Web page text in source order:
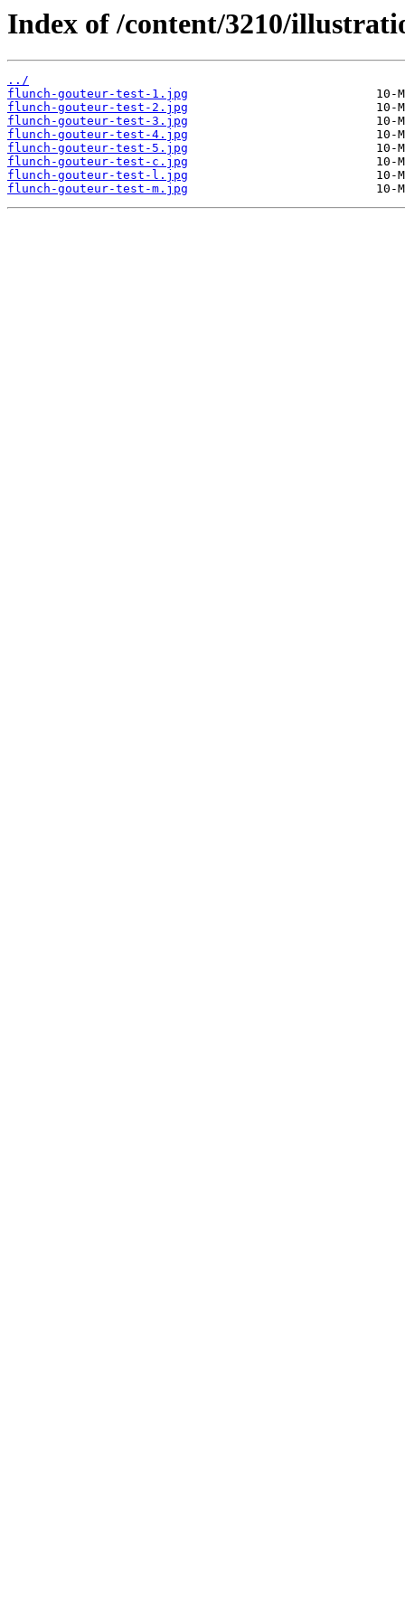
Index of /content/3210/
../
flunch-gouteur-test-1.jpg
flunch-gouteur-test-2.jpg
flunch-gouteur-test-3.jpg
flunch-gouteur-test-4.jpg
flunch-gouteur-test-5.jpg
flunch-gouteur-test-c.jpg
flunch-gouteur-test-l.jpg
flunch-gouteur-test-m.jpg